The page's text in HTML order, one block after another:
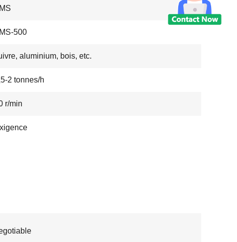
500
aluminium, bois, etc.
2 tonnes/h
r/min